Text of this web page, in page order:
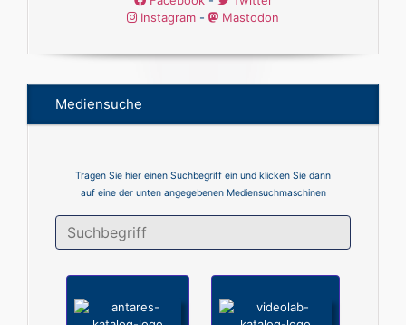
Instagram - Mastodon
Mediensuche
Tragen Sie hier einen Suchbegriff ein und klicken Sie dann
auf eine der unten angegebenen Mediensuchmaschinen